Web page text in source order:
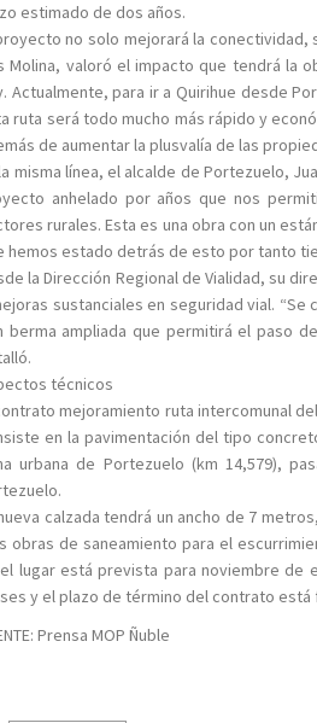
estimado de dos años.
no solo mejorará la
Molina, valoró el impacto que tendrá la
Actualmente, para ir a Quirihue desde
ruta será todo mucho más rápido y
de aumentar la plusvalía de las
misma línea, el alcalde de Portezuelo,
anhelado por años que nos
rurales. Esta es una obra con un
hemos estado detrás de esto por tanto
la Dirección Regional de Vialidad, su
sustanciales en seguridad vial.
berma ampliada que permitirá el paso
técnicos
mejoramiento ruta intercomunal
en la pavimentación del tipo
urbana de Portezuelo (km 14,579),
calzada tendrá un ancho de 7
obras de saneamiento para el
lugar está prevista para noviembre de
y el plazo de término del contrato está
Prensa MOP Ñuble